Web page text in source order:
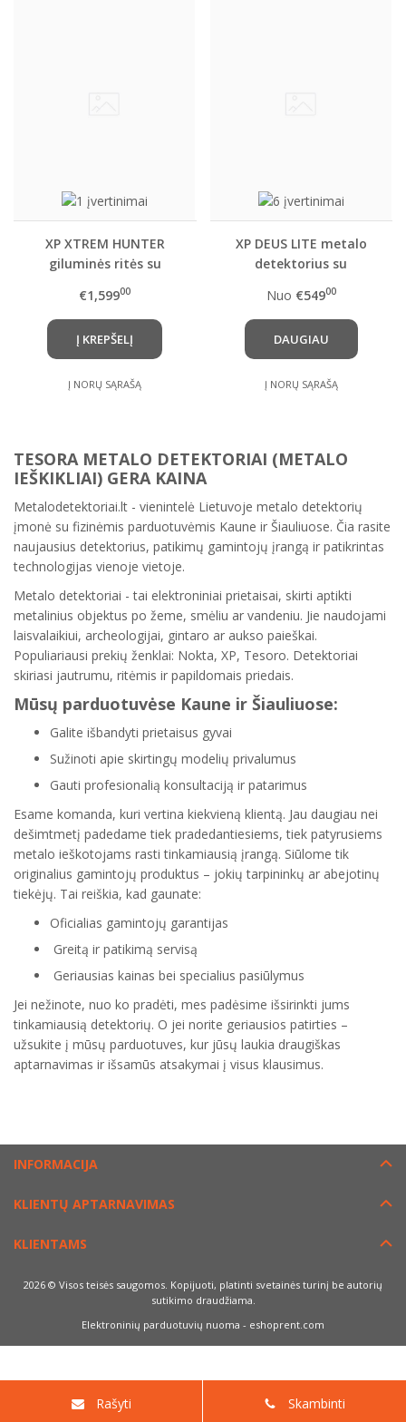
XP XTREM HUNTER
giluminės ritės su
trasportavimo
lagaminu
€1,59900
Į KREPŠELĮ
Į NORŲ SĄRAŠĄ
XP DEUS LITE metalo
detektorius su
belaidėmis ausinėmis
WS4 ( WS4 Master )
Nuo €54900
DAUGIAU
Į NORŲ SĄRAŠĄ
TESORA METALO DETEKTORIAI (METALO
IEŠKIKLIAI) GERA KAINA
Metalodetektoriai.lt - vienintelė Lietuvoje metalo detektorių
įmonė su fizinėmis parduotuvėmis Kaune ir Šiauliuose. Čia rasite
naujausius detektorius, patikimų gamintojų įrangą ir patikrintas
technologijas vienoje vietoje.
Metalo detektoriai - tai elektroniniai prietaisai, skirti aptikti
metalinius objektus po žeme, smėliu ar vandeniu. Jie naudojami
laisvalaikiui, archeologijai, gintaro ar aukso paieškai.
Populiariausi prekių ženklai: Nokta, XP, Tesoro. Detektoriai
skiriasi jautrumu, ritėmis ir papildomais priedais.
Mūsų parduotuvėse Kaune ir Šiauliuose:
Galite išbandyti prietaisus gyvai
Sužinoti apie skirtingų modelių privalumus
Gauti profesionalią konsultaciją ir patarimus
Esame komanda, kuri vertina kiekvieną klientą. Jau daugiau nei
dešimtmetį padedame tiek pradedantiesiems, tiek patyrusiems
metalo ieškotojams rasti tinkamiausią įrangą. Siūlome tik
originalius gamintojų produktus – jokių tarpininkų ar abejotinų
tiekėjų. Tai reiškia, kad gaunate:
Oficialias gamintojų garantijas
Greitą ir patikimą servisą
Geriausias kainas bei specialius pasiūlymus
Jei nežinote, nuo ko pradėti, mes padėsime išsirinkti jums
tinkamiausią detektorių. O jei norite geriausios patirties –
užsukite į mūsų parduotuves, kur jūsų laukia draugiškas
aptarnavimas ir išsamūs atsakymai į visus klausimus.
INFORMACIJA
KLIENTŲ APTARNAVIMAS
KLIENTAMS
2026 © Visos teisės saugomos. Kopijuoti, platinti svetainės turinį be autorių
sutikimo draudžiama.
Elektroninių parduotuvių nuoma - eshoprent.com
Rašyti Skambinti